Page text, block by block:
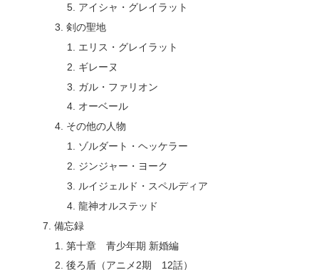
アイシャ・グレイラット
剣の聖地
エリス・グレイラット
ギレーヌ
ガル・ファリオン
オーベール
その他の人物
ゾルダート・ヘッケラー
ジンジャー・ヨーク
ルイジェルド・スペルディア
龍神オルステッド
備忘録
第十章 青少年期 新婚編
後ろ盾（アニメ2期 12話）